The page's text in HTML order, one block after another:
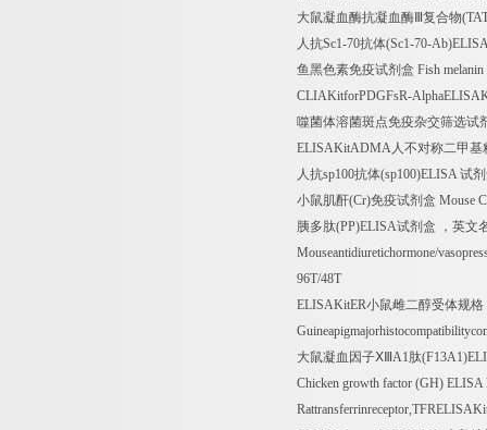
大鼠凝血酶抗凝血酶Ⅲ复合物
人抗Sc1-70抗体(Sc1-70-
鱼黑色素免疫试剂盒 Fish
CLIAKitforPDGFsR-
噬菌体溶菌斑点免疫杂交筛选试
ELISAKitADMA人不对称二甲
人抗sp100抗体(sp100)ELISA试
小鼠肌酐(Cr)免疫试剂盒 Mouse
胰多肽(PP)ELISA试剂盒
，英文
Mouseantidiuretichormone/
96T/48T
ELISAKitER小鼠雌二醇受体规格
大鼠凝血因子ⅩⅢ A1肽
Chicken growth factor (GH)